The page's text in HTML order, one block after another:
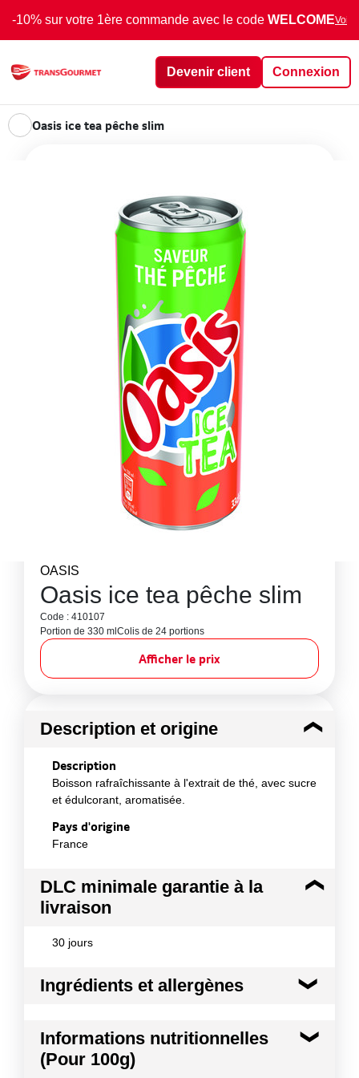
-10% sur votre 1ère commande avec le code WELCOMEVoir
Devenir client Connexion
Oasis ice tea pêche slim
OASIS
Oasis ice tea pêche slim
Code : 410107
Portion de 330 ml Colis de 24 portions
Afficher le prix
Description et origine
Description
Boisson rafraîchissante à l'extrait de thé, avec sucre
et édulcorant, aromatisée.
Pays d'origine
France
DLC minimale garantie à la
livraison
30 jours
Ingrédients et allergènes
eau, sucre, jus de pêche à base de concentré1%,
sirop de fructose, acidifiants : acide citrique et
acidemalique, extrait de thé noir 0,12%, arômes
Informations nutritionnelles
(Pour 100g)